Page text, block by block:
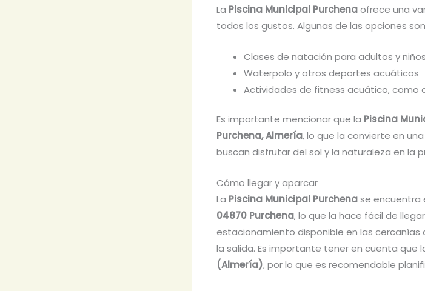
La Piscina Municipal Purchenaofrece una
todos los gustos. Algunas de las opciones
Clases de natación para adultos y niños
Waterpolo y otros deportes acuáticos
Actividades de fitness acuático, como
Es importante mencionar que la Piscina
Purchena, Almería, lo que la convierte en
buscan disfrutar del sol y la naturaleza en la
Cómo llegar y aparcar
La Piscina Municipal Purchenase encuentra
04870 Purchena, lo que la hace fácil de
estacionamiento disponible en las cercanías
la salida. Es importante tener en cuenta que
(Almería), por lo que es recomendable